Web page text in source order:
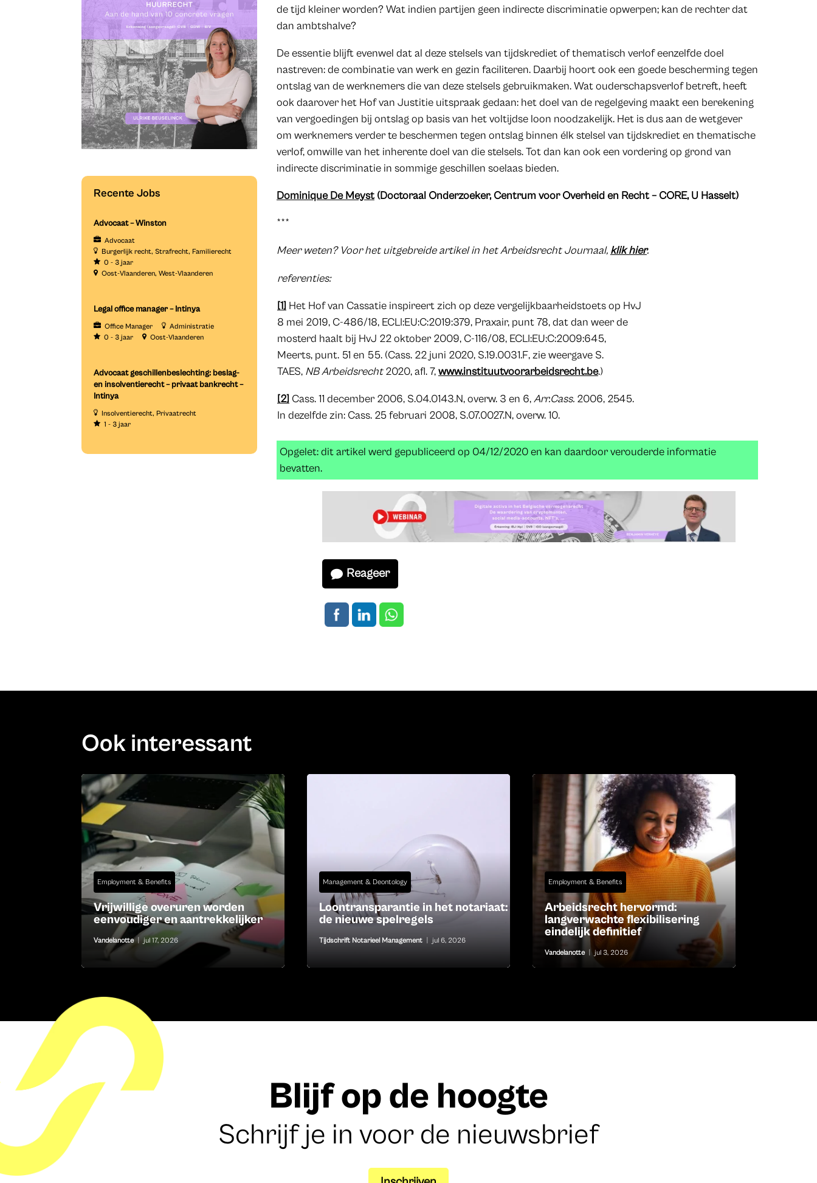
Recente Jobs
Advocaat – Winston
Advocaat
Burgerlijk recht Strafrecht Familierecht
0 - 3 jaar
Oost-Vlaanderen West-Vlaanderen
Legal office manager – Intinya
Office Manager
Administratie
0 - 3 jaar
Oost-Vlaanderen
Advocaat geschillenbeslechting: beslag-
en insolventierecht – privaat bankrecht –
Intinya
Insolventierecht Privaatrecht
1 - 3 jaar
de tijd kleiner worden? Wat indien partijen geen indirecte discriminatie opwerpen; kan de rechter dat
dan ambtshalve?
De essentie blijft evenwel dat al deze stelsels van tijdskrediet of thematisch verlof eenzelfde doel
nastreven: de combinatie van werk en gezin faciliteren. Daarbij hoort ook een goede bescherming tegen
ontslag van de werknemers die van deze stelsels gebruikmaken. Wat ouderschapsverlof betreft, heeft
ook daarover het Hof van Justitie uitspraak gedaan: het doel van de regelgeving maakt een berekening
van vergoedingen bij ontslag op basis van het voltijdse loon noodzakelijk. Het is dus aan de wetgever
om werknemers verder te beschermen tegen ontslag binnen élk stelsel van tijdskrediet en thematische
verlof, omwille van het inherente doel van die stelsels. Tot dan kan ook een vordering op grond van
indirecte discriminatie in sommige geschillen soelaas bieden.
Dominique De Meyst (Doctoraal Onderzoeker, Centrum voor Overheid en Recht – CORE, U Hasselt)
***
Meer weten? Voor het uitgebreide artikel in het Arbeidsrecht Journaal, klik hier.
referenties:
[1] Het Hof van Cassatie inspireert zich op deze vergelijkbaarheidstoets op HvJ
8 mei 2019, C-486/18, ECLI:EU:C:2019:379, Praxair, punt 78, dat dan weer de
mosterd haalt bij HvJ 22 oktober 2009, C-116/08, ECLI:EU:C:2009:645,
Meerts, punt. 51 en 55. (Cass. 22 juni 2020, S.19.0031.F, zie weergave S.
TAES, NB Arbeidsrecht2020, afl. 7,www.instituutvoorarbeidsrecht.be.)
[2] Cass. 11 december 2006, S.04.0143.N, overw. 3 en 6,Arr.Cass.2006, 2545.
In dezelfde zin: Cass. 25 februari 2008, S.07.0027.N, overw. 10.
Opgelet: dit artikel werd gepubliceerd op 04/12/2020 en kan daardoor verouderde informatie
bevatten.
Reageer
Ook interessant
Employment & Benefits
Vrijwillige overuren worden
eenvoudiger en aantrekkelijker
Vandelanotte | jul 17, 2026
Management & Deontology
Loontransparantie in het notariaat:
de nieuwe spelregels
Tijdschrift Notarieel Management jul 6, 2026
Employment & Benefits
Arbeidsrecht hervormd:
langverwachte flexibilisering
eindelijk definitief
Vandelanotte | jul 3, 2026
Blijf op de hoogte
Schrijf je in voor de nieuwsbrief